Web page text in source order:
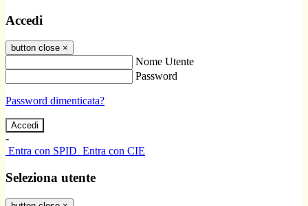
Accedi
button close ×
Nome Utente
Password
Password dimenticata?
-
Entra con SPID Entra con CIE
Seleziona utente